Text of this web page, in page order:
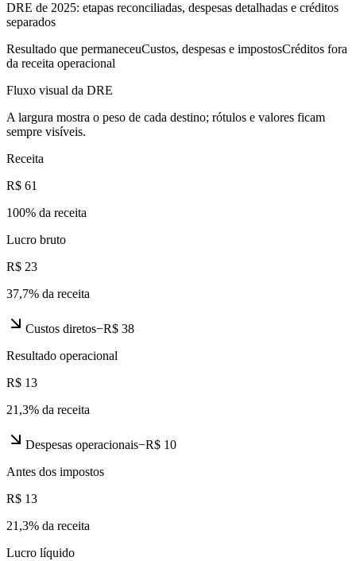
DRE de 2025: etapas reconciliadas, despesas detalhadas e créditos
separados
Resultado que permaneceuCustos, despesas e impostosCréditos fora
da receita operacional
Fluxo visual da DRE
A largura mostra o peso de cada destino; rótulos e valores ficam
sempre visíveis.
Receita
R$ 61
100% da receita
Lucro bruto
R$ 23
37,7% da receita
Custos diretos−R$ 38
Resultado operacional
R$ 13
21,3% da receita
Despesas operacionais−R$ 10
Antes dos impostos
R$ 13
21,3% da receita
Lucro líquido